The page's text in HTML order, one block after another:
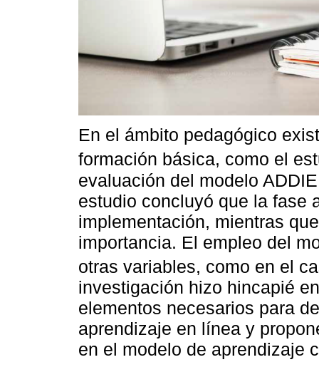
En el ámbito pedagógico
formación básica, como el
evaluación del modelo
estudio concluyó que la fase
implementación, mientras
importancia. El empleo del
otras variables, como en el
investigación hizo hincapié
elementos necesarios para
aprendizaje en línea y
en el modelo de aprendizaje